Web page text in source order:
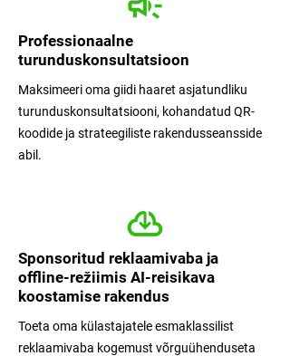
Professionaalne
turunduskonsultatsioon
Maksimeeri oma giidi haaret asjatundliku
turunduskonsultatsiooni, kohandatud QR-
koodide ja strateegiliste rakendusseansside
abil.
Sponsoritud reklaamivaba ja
offline-režiimis AI-reisikava
koostamise rakendus
Toeta oma külastajatele esmaklassilist
reklaamivaba kogemust võrguühenduseta